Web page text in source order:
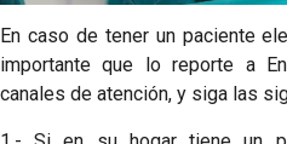
En caso de tener un paciente
importante que lo reporte a
canales de atención, y siga las